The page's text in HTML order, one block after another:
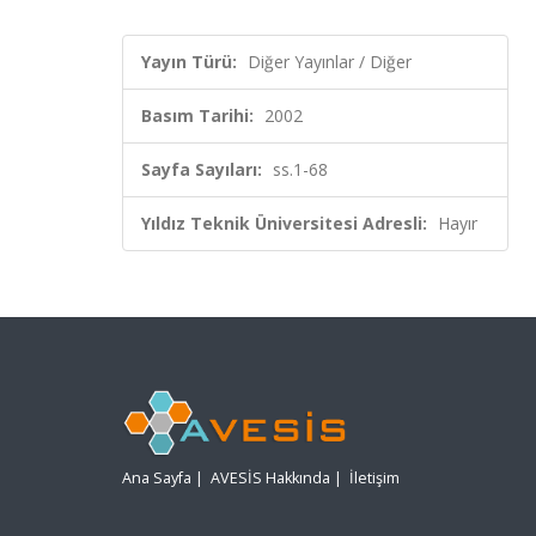
Yayın Türü: Diğer Yayınlar / Diğer
Basım Tarihi: 2002
Sayfa Sayıları: ss.1-68
Yıldız Teknik Üniversitesi Adresli: Hayır
Ana Sayfa | AVESİS Hakkında | İletişim